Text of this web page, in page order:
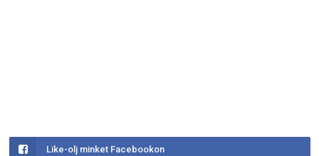
Like-olj minket Facebookon